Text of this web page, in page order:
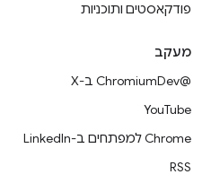
פודקאסטים ותוכניות
מעקב
@ChromiumDev ב-X
YouTube
Chrome למפתחים ב-LinkedIn
RSS